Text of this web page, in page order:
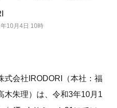
10月4日 10時
式会社IRODORI（本社：福
木朱理）は、令和3年10月1